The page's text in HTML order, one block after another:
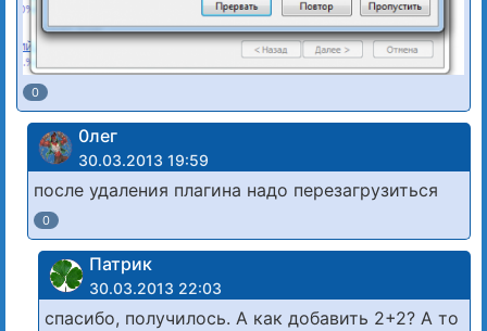
0
0лег
30.03.2013 19:59
после удаления плагина надо перезагрузиться
0
Патрик
30.03.2013 22:03
спасибо, получилось. А как добавить 2+2? А то